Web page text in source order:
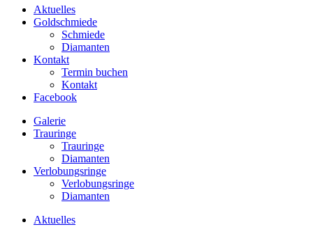
Aktuelles
Goldschmiede
Schmiede
Diamanten
Kontakt
Termin buchen
Kontakt
Facebook
Galerie
Trauringe
Trauringe
Diamanten
Verlobungsringe
Verlobungsringe
Diamanten
Aktuelles